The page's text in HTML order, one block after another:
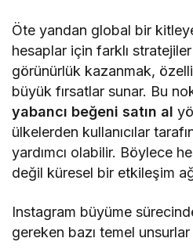
Öte yandan global bir
hesaplar için farklı
görünürlük kazanmak,
büyük fırsatlar sunar. Bu
yabancı beğeni satın al
ülkelerden kullanıcılar
yardımcı olabilir. Böylece
değil küresel bir etkileşim
Instagram büyüme
gereken bazı temel